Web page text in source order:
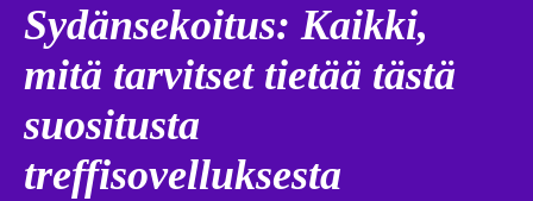
Sydänsekoitus: Kaikki,
mitä tarvitset tietää tästä
suositusta
treffisovelluksesta